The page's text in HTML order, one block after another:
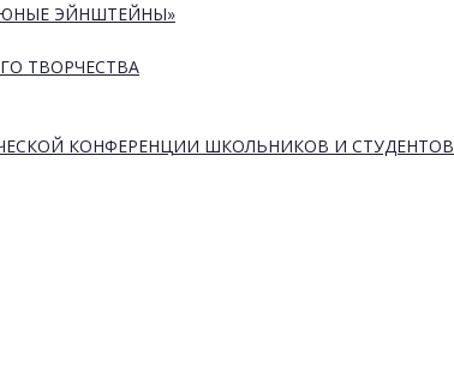
ЭЙНШТЕЙНЫ»
ТВОРЧЕСТВА
КОНФЕРЕНЦИИ ШКОЛЬНИКОВ И СТУДЕНТОВ